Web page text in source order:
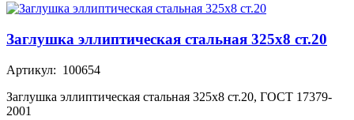
Заглушка эллиптическая стальная 325х8 ст.20
Артикул: 100654
Заглушка эллиптическая стальная 325х8 ст.20, ГОСТ 17379-
2001